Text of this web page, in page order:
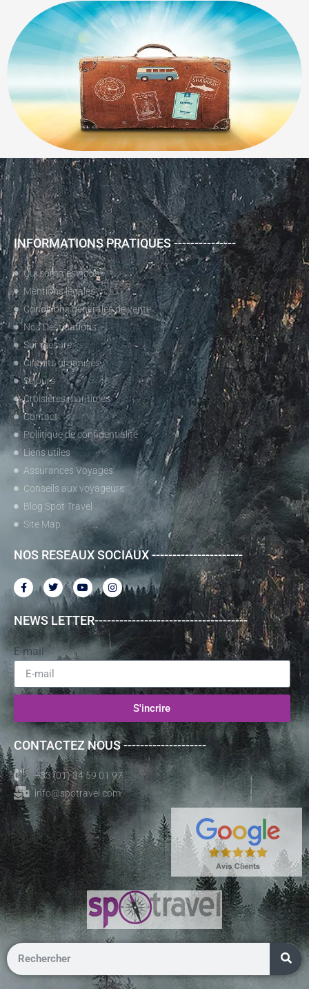
INFORMATIONS PRATIQUES ---------------
Qui sommes nous?
Mentions légales
Conditions générales de vente
Nos Destinations
Sur mesure
Circuits organisés
Séjours
Croisières maritimes
Contact
Poliitique de confidentialité
Liens utiles
Assurances Voyages
Conseils aux voyageurs
Blog Spot Travel
Site Map
NOS RESEAUX SOCIAUX ----------------------
NEWS LETTER-------------------------------------
E-mail
S'incrire
CONTACTEZ NOUS --------------------
+33 (01) 34 59 01 97
info@spotravel.com